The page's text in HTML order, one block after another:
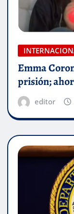
Emma
prisión;
editor